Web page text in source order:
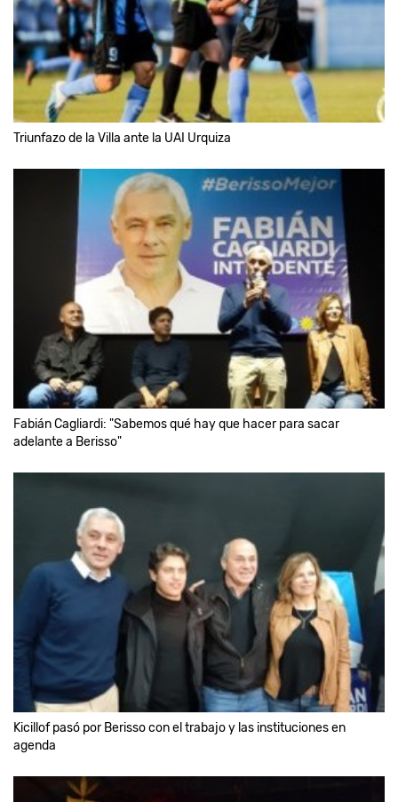
Triunfazo de la Villa ante la UAI Urquiza
Fabián Cagliardi: "Sabemos qué hay que hacer para sacar
adelante a Berisso"
Kicillof pasó por Berisso con el trabajo y las instituciones en
agenda